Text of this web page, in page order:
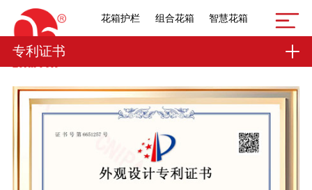
花箱护栏 组合花箱 智慧花箱
专利证书